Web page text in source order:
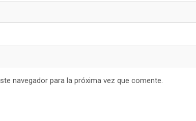
navegador para la próxima vez que comente.